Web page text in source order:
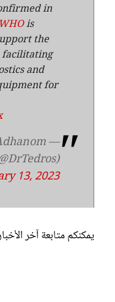
in
is
the
facilitating
and
for
13, 2023
يمكنكم متابعة آخر